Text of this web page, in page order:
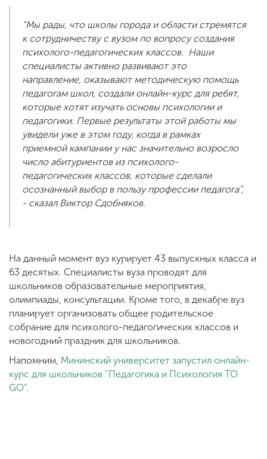
“Мы рады, что школы города и области стремятся
к сотрудничеству с вузом по вопросу создания
психолого-педагогических классов. Наши
специалисты активно развивают это
направление, оказывают методическую помощь
педагогам школ, создали онлайн-курс для ребят,
которые хотят изучать основы психологии и
педагогики. Первые результаты этой работы мы
увидели уже в этом году, когда в рамках
приемной кампании у нас значительно возросло
число абитуриентов из психолого-
педагогических классов, которые сделали
осознанный выбор в пользу профессии педагога”,
- сказал Виктор Сдобняков.
На данный момент вуз курирует 43 выпускных класса и
63 десятых. Специалисты вуза проводят для
школьников образовательные мероприятия,
олимпиады, консультации. Кроме того, в декабре вуз
планирует организовать общее родительское
собрание для психолого-педагогических классов и
новогодний праздник для школьников.
Напомним, Мининский университет запустил онлайн-
курс для школьников “Педагогика и Психология TO
GO”.